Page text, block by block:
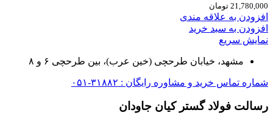
21,780,000 تومان
افزودن به علاقه مندی
افزودن به سبد خرید
نمایش سریع
مشهد، خیابان طرحچی (خین عرب)، بین طرحچی ۶ و ۸
شماره تماس خرید و مشاوره رایگان : ۳۱۸۸۲-۰۵۱
رسالت فولاد گستر کیان جاودان